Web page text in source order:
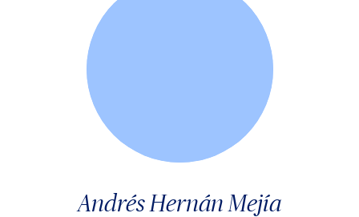
Andrés Hernán Mejía